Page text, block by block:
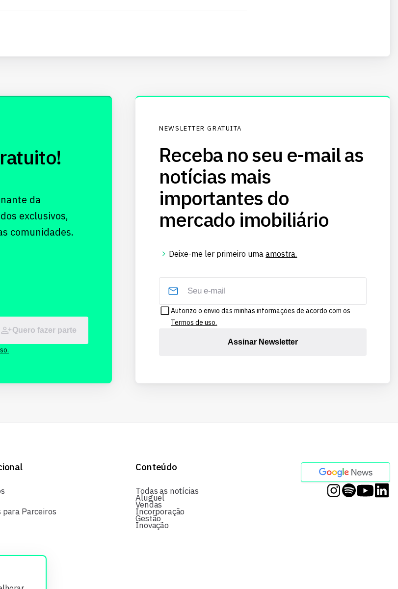
da
exclusivos,
comunidades.
Quero fazer parte
NEWSLETTER GRATUITA
Receba no seu e-mail as
notícias mais
importantes do
mercado imobiliário
Deixe-me ler primeiro umaamostra.
Autorizo o envio das minhas informações de acordo com os
Termos de uso.
Assinar Newsletter
para Parceiros
Conteúdo
Todas as notícias
Aluguel
Vendas
Incorporação
Gestão
Inovação